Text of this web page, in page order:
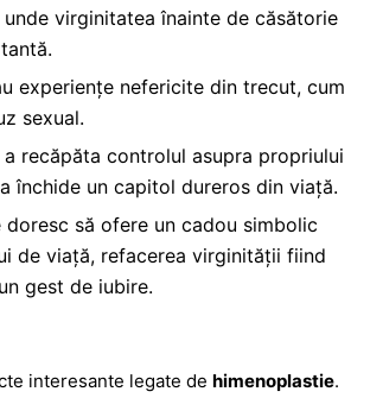
virginitatea înainte de căsătorie
experiențe nefericite din trecut, cum
sexual.
recăpăta controlul asupra propriului
închide un capitol dureros din viață.
doresc să ofere un cadou simbolic
de viață, refacerea virginității fiind
gest de iubire.
interesante legate de himenoplastie.